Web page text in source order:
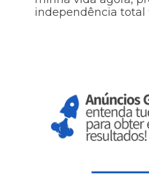
independência total